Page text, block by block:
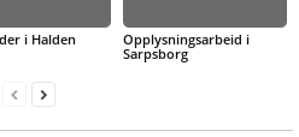
i Halden
Opplysningsarbeid i
Sarpsborg